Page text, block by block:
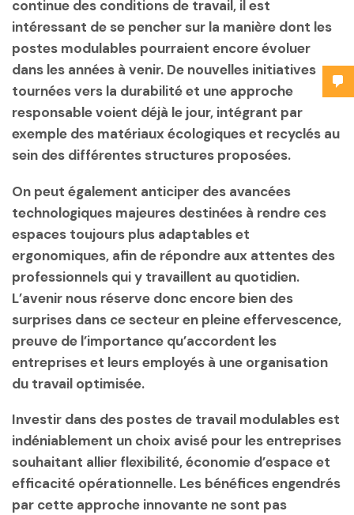
continue des conditions de travail, il est
intéressant de se pencher sur la manière dont les
postes modulables pourraient encore évoluer
dans les années à venir. De nouvelles initiatives
tournées vers la durabilité et une approche
responsable voient déjà le jour, intégrant par
exemple des matériaux écologiques et recyclés au
sein des différentes structures proposées.
On peut également anticiper des avancées
technologiques majeures destinées à rendre ces
espaces toujours plus adaptables et
ergonomiques, afin de répondre aux attentes des
professionnels qui y travaillent au quotidien.
L’avenir nous réserve donc encore bien des
surprises dans ce secteur en pleine effervescence,
preuve de l’importance qu’accordent les
entreprises et leurs employés à une organisation
du travail optimisée.
Investir dans des postes de travail modulables est
indéniablement un choix avisé pour les entreprises
souhaitant allier flexibilité, économie d’espace et
efficacité opérationnelle. Les bénéfices engendrés
par cette approche innovante ne sont pas